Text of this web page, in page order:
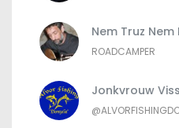
Nem Truz Nem
ROADCAMPER
Jonkvrouw